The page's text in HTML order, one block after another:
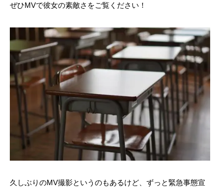
ぜひMVで彼女の素敵さをご覧ください！
久しぶりのMV撮影というのもあるけど、ずっと緊急事態宣